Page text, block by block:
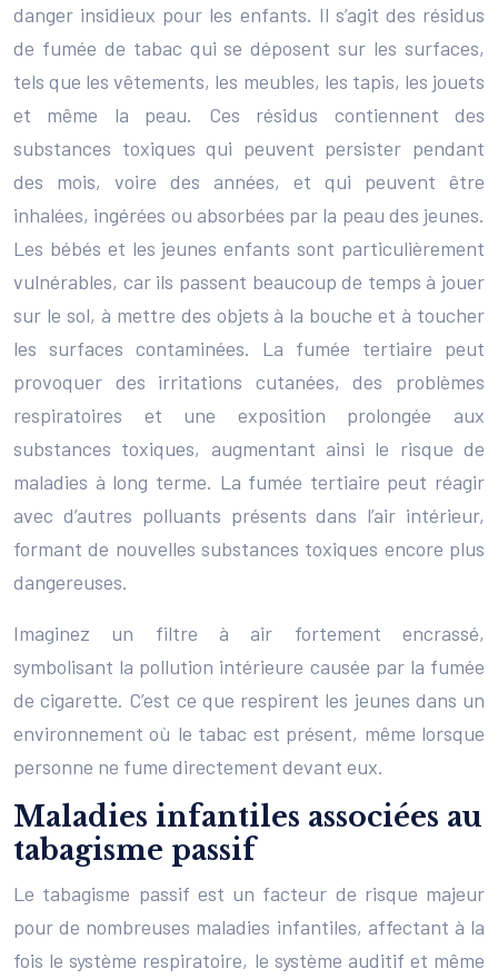
danger insidieux pour les enfants. Il s’agit des résidus
de fumée de tabac qui se déposent sur les surfaces,
tels que les vêtements, les meubles, les tapis, les jouets
et même la peau. Ces résidus contiennent des
substances toxiques qui peuvent persister pendant
des mois, voire des années, et qui peuvent être
inhalées, ingérées ou absorbées par la peau des jeunes.
Les bébés et les jeunes enfants sont particulièrement
vulnérables, car ils passent beaucoup de temps à jouer
sur le sol, à mettre des objets à la bouche et à toucher
les surfaces contaminées. La fumée tertiaire peut
provoquer des irritations cutanées, des problèmes
respiratoires et une exposition prolongée aux
substances toxiques, augmentant ainsi le risque de
maladies à long terme. La fumée tertiaire peut réagir
avec d’autres polluants présents dans l’air intérieur,
formant de nouvelles substances toxiques encore plus
dangereuses.
Imaginez un filtre à air fortement encrassé,
symbolisant la pollution intérieure causée par la fumée
de cigarette. C’est ce que respirent les jeunes dans un
environnement où le tabac est présent, même lorsque
personne ne fume directement devant eux.
Maladies infantiles associées au
tabagisme passif
Le tabagisme passif est un facteur de risque majeur
pour de nombreuses maladies infantiles, affectant à la
fois le système respiratoire, le système auditif et même